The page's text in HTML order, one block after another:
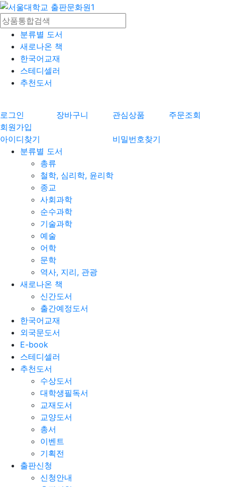
분류별 도서
새로나온 책
한국어교재
스테디셀러
추천도서
로그인 장바구니 관심상품
주문조회
회원가입
아이디찾기
비밀번호찾기
분류별 도서
총류
철학, 심리학, 윤리학
종교
사회과학
순수과학
기술과학
예술
어학
문학
역사, 지리, 관광
새로나온 책
신간도서
출간예정도서
한국어교재
외국문도서
E-book
스테디셀러
추천도서
수상도서
대학생필독서
교재도서
교양도서
총서
이벤트
기획전
출판신청
신청안내